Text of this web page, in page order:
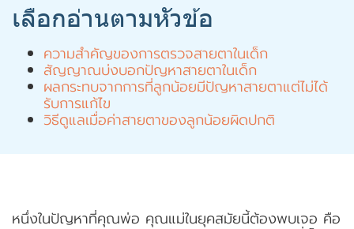
เลือกอ่านตามหัวข้อ
ความสำคัญของการตรวจสายตาในเด็ก
สัญญาณบ่งบอกปัญหาสายตาในเด็ก
ผลกระทบจากการที่ลูกน้อยมีปัญหาสายตาแต่ไม่ได้
รับการแก้ไข
วิธีดูแลเมื่อค่าสายตาของลูกน้อยผิดปกติ
หนึ่งในปัญหาที่คุณพ่อ คุณแม่ในยุคสมัยนี้ต้องพบเจอ คือ